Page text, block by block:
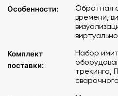
допускаемых отклонений от
параметров режимов сварки
Возможность добавления
«виртуального шва»,
выполнения сеанса обучения.
Особенности:
Обратная
времени,
Комплект
поставки:
Набор
трекинга,